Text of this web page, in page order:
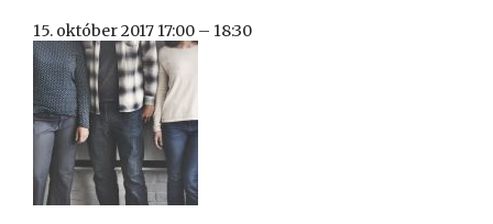
15. október 2017 17:00 – 18:30